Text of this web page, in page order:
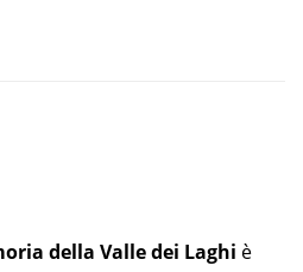
della Valle dei Laghi è